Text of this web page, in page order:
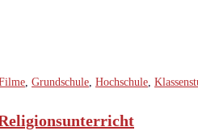
Grundschule Hochschule